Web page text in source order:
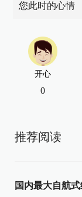
您此时的心情
开心
0
推荐阅读
国内最大自航